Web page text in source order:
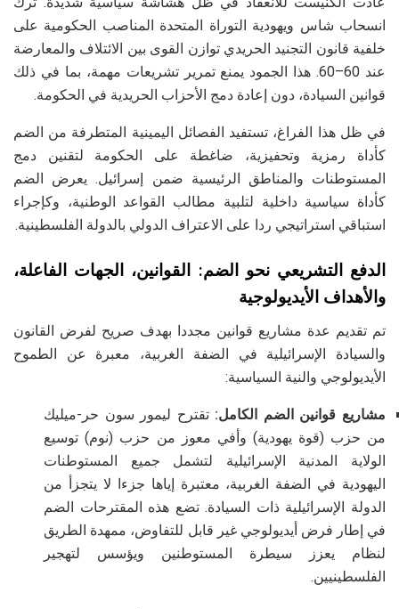
انسحاب شاس ويهودية التوراة المتحدة المناصب الحكومية على
خلفية قانون التجنيد الحريدي توازن القوى بين الائتلاف والمعارضة
عند 60–60. هذا الجمود يمنع تمرير تشريعات مهمة، بما في ذلك
قوانين السيادة، دون إعادة دمج الأحزاب الحريدية في الحكومة.
في ظل هذا الفراغ، تستفيد الفصائل اليمينية المتطرفة من الضم
كأداة رمزية وتحفيزية، ضاغطة على الحكومة لتقنين دمج
المستوطنات والمناطق الرئيسية ضمن إسرائيل. يعرض الضم
كأداة سياسية داخلية لتلبية مطالب القواعد الوطنية، وكإجراء
استباقي استراتيجي ردا على الاعتراف الدولي بالدولة الفلسطينية.
الدفع التشريعي نحو الضم: القوانين، الجهات الفاعلة،
والأهداف الأيديولوجية
تم تقديم عدة مشاريع قوانين مجددا بهدف صريح لفرض القانون
والسيادة الإسرائيلية في الضفة الغربية، معبرة عن الطموح
الأيديولوجي والنية السياسية:
مشاريع قوانين الضم الكامل:تقترح ليمور سون حر-ميليك
من حزب (قوة يهودية) وأفي معوز من حزب (نوم) توسيع
الولاية المدنية الإسرائيلية لتشمل جميع المستوطنات
اليهودية في الضفة الغربية، معتبرة إياها جزءا لا يتجزأ من
الدولة الإسرائيلية ذات السيادة. تضع هذه المقترحات الضم
في إطار فرض أيديولوجي غير قابل للتفاوض، ممهدة الطريق
لنظام يعزز سيطرة المستوطنين ويؤسس لتهجير
الفلسطينيين.